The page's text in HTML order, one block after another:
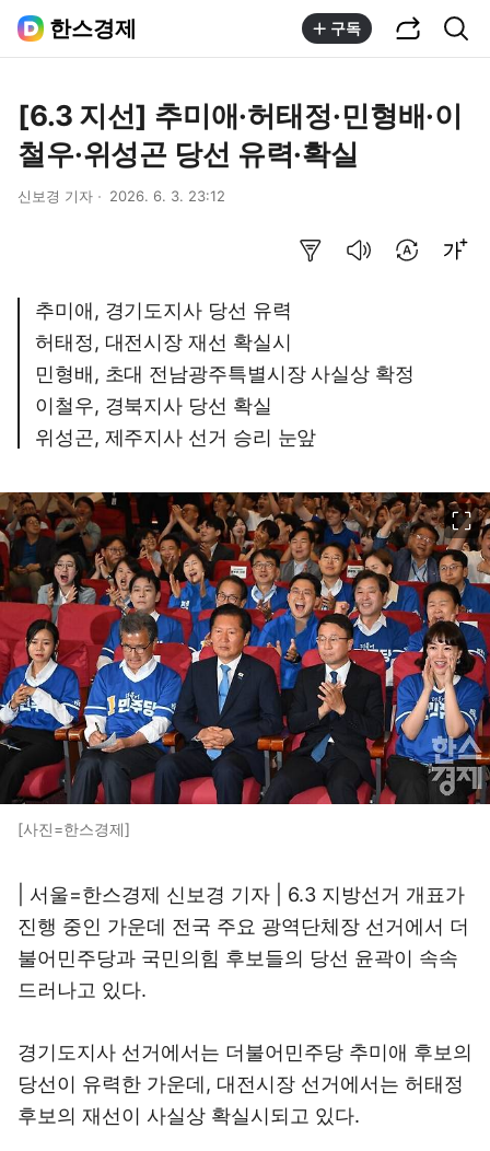
한스경제 구독
[6.3 지선] 추미애·허태정·민형배·이
철우·위성곤 당선 유력·확실
신보경 기자 2026. 6. 3. 23:12
추미애, 경기도지사 당선 유력
허태정, 대전시장 재선 확실시
민형배, 초대 전남광주특별시장 사실상 확정
이철우, 경북지사 당선 확실
위성곤, 제주지사 선거 승리 눈앞
[사진=한스경제]
| 서울=한스경제 신보경 기자 | 6.3 지방선거 개표가
진행 중인 가운데 전국 주요 광역단체장 선거에서 더
불어민주당과 국민의힘 후보들의 당선 윤곽이 속속
드러나고 있다.
경기도지사 선거에서는 더불어민주당 추미애 후보의
당선이 유력한 가운데, 대전시장 선거에서는 허태정
후보의 재선이 사실상 확실시되고 있다.